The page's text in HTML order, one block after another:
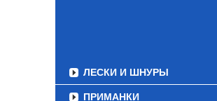
ЛЕСКИ И ШНУРЫ
ПРИМАНКИ